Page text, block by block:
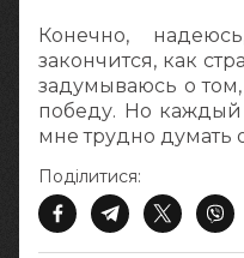
Конечно,
закончится, как
задумываюсь о
победу. Но
мне трудно думать
Поділитися: